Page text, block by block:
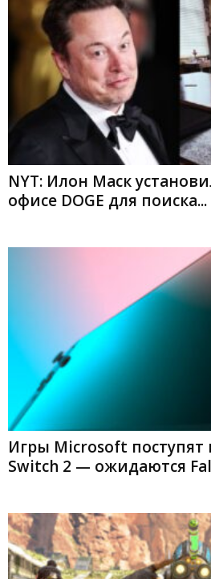
NYT: Илон Маск
офисе DOGE для поиска...
Игры Microsoft поступят
Switch 2 — ожидаются